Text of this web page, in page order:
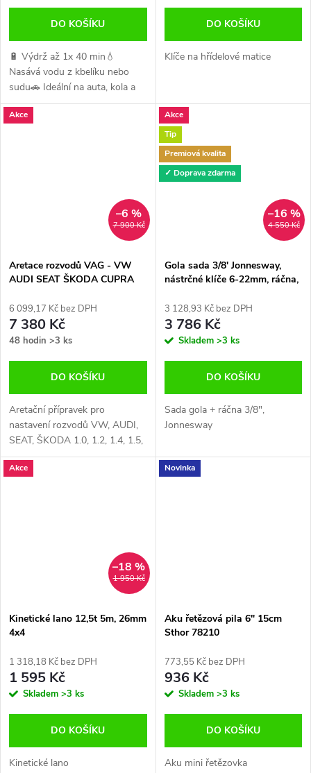
DO KOŠÍKU
🔋 Výdrž až 1x 40 min💧
Nasává vodu z kbelíku nebo
sudu🚗 Ideální na auta, kola a
motorky📦 Včetně baterie a
nabíječky🚚 Objednejte do 12
DO KOŠÍKU
Klíče na hřídelové matice
Akce
7 900 Kč
–6 %
Aretace rozvodů VAG - VW
AUDI SEAT ŠKODA CUPRA
6 099,17 Kč bez DPH
7 380 Kč
48 hodin >3 ks
DO KOŠÍKU
Aretační přípravek pro
nastavení rozvodů VW, AUDI,
SEAT, ŠKODA 1.0, 1.2, 1.4, 1.5,
1.6 TSI, VAG
Akce
Tip
Premiová kvalita
✓ Doprava zdarma
4 550 Kč
–16 %
Gola sada 3/8' Jonnesway,
nástrčné klíče 6-22mm, ráčna,
3 128,93 Kč bez DPH
3 786 Kč
Skladem >3 ks
DO KOŠÍKU
Sada gola + ráčna 3/8",
Jonnesway
Akce
1 950 Kč
–18 %
Kinetické lano 12,5t 5m, 26mm
4x4
1 318,18 Kč bez DPH
1 595 Kč
Skladem >3 ks
DO KOŠÍKU
Kinetické lano
Novinka
Aku řetězová pila 6" 15cm
Sthor 78210
773,55 Kč bez DPH
936 Kč
Skladem >3 ks
DO KOŠÍKU
Aku mini řetězovka